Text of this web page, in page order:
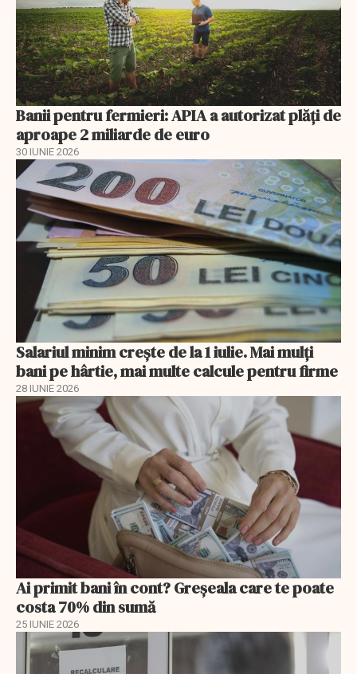
Banii pentru fermieri: APIA a autorizat plăți de
aproape 2 miliarde de euro
30 IUNIE 2026
Salariul minim crește de la 1 iulie. Mai mulți
bani pe hârtie, mai multe calcule pentru firme
28 IUNIE 2026
Ai primit bani în cont? Greșeala care te poate
costa 70% din sumă
25 IUNIE 2026